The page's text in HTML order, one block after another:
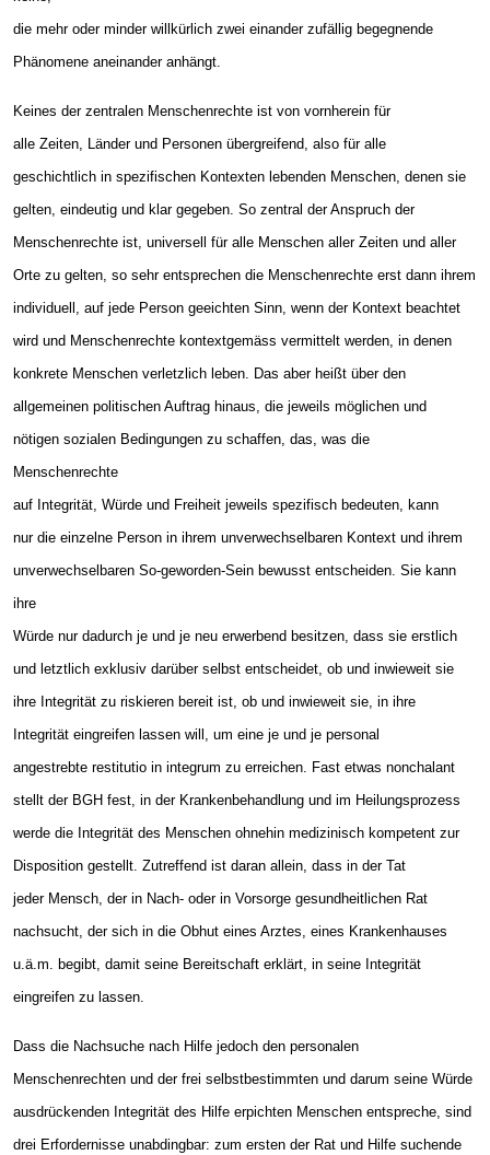
die mehr oder minder willkürlich zwei einander zufällig begegnende
Phänomene aneinander anhängt.
Keines der zentralen Menschenrechte ist von vornherein für
alle Zeiten, Länder und Personen übergreifend, also für alle
geschichtlich in spezifischen Kontexten lebenden Menschen, denen sie
gelten, eindeutig und klar gegeben. So zentral der Anspruch der
Menschenrechte ist, universell für alle Menschen aller Zeiten und aller
Orte zu gelten, so sehr entsprechen die Menschenrechte erst dann ihrem
individuell, auf jede Person geeichten Sinn, wenn der Kontext beachtet
wird und Menschenrechte kontextgemäss vermittelt werden, in denen
konkrete Menschen verletzlich leben. Das aber heißt über den
allgemeinen politischen Auftrag hinaus, die jeweils möglichen und
nötigen sozialen Bedingungen zu schaffen, das, was die
Menschenrechte
auf Integrität, Würde und Freiheit jeweils spezifisch bedeuten, kann
nur die einzelne Person in ihrem unverwechselbaren Kontext und ihrem
unverwechselbaren So-geworden-Sein bewusst entscheiden. Sie kann
ihre
Würde nur dadurch je und je neu erwerbend besitzen, dass sie erstlich
und letztlich exklusiv darüber selbst entscheidet, ob und inwieweit sie
ihre Integrität zu riskieren bereit ist, ob und inwieweit sie, in ihre
Integrität eingreifen lassen will, um eine je und je personal
angestrebte restitutio in integrum zu erreichen. Fast etwas nonchalant
stellt der BGH fest, in der Krankenbehandlung und im Heilungsprozess
werde die Integrität des Menschen ohnehin medizinisch kompetent zur
Disposition gestellt. Zutreffend ist daran allein, dass in der Tat
jeder Mensch, der in Nach- oder in Vorsorge gesundheitlichen Rat
nachsucht, der sich in die Obhut eines Arztes, eines Krankenhauses
u.ä.m. begibt, damit seine Bereitschaft erklärt, in seine Integrität
eingreifen zu lassen.
Dass die Nachsuche nach Hilfe jedoch den personalen
Menschenrechten und der frei selbstbestimmten und darum seine Würde
ausdrückenden Integrität des Hilfe erpichten Menschen entspreche, sind
drei Erfordernisse unabdingbar: zum ersten der Rat und Hilfe suchende